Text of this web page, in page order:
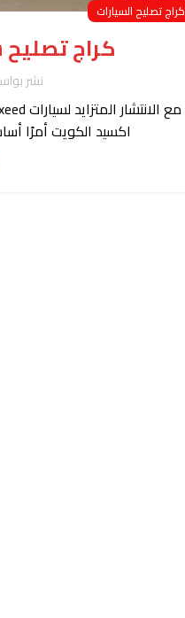
كراج تصليح السيارات
كراج
نشر
اكسيد الكويت أمرًا